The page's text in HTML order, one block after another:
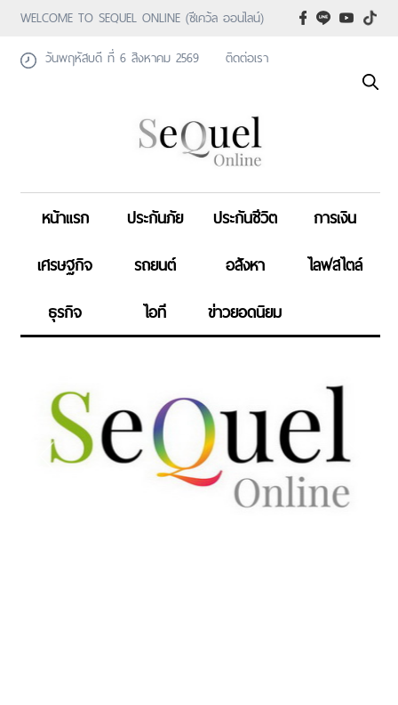
WELCOME TO SEQUEL ONLINE (ซีเคว้ล ออนไลน์)
วันพฤหัสบดี ที่ 6 สิงหาคม 2569
ติดต่อเรา
หน้าแรก ประกันภัย ประกันชีวิต
การเงิน
เศรษฐกิจ
รถยนต์ อสังหา
ไลฟสไตล์
ธุรกิจ
ไอที ข่าวยอดนิยม